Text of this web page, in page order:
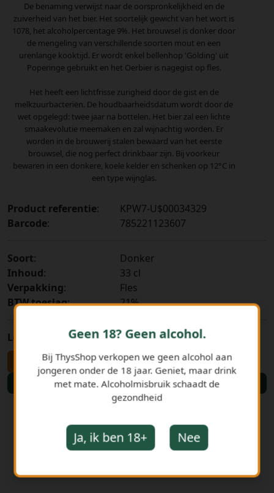
De benaming verwijst naar de oorspronkelijkheid en de
zuiverheid van het bier. Het soortelijk gewicht van het wort is
1078, het alcoholpercentage 9%. Het brouwsel is donker door
de mengeling van verschillende soorten mout en een
urenlange kooktijd. Er wordt enkel bellenhop 'Golding' uit
Poperinge gebruikt en het Oerbier is nagegist op fles.
Het heeft een lichtfrisse zurigheid door de gist en de
melkzuurbacteriën. De houdbaarheidsdatum wordt door de
wet opgelegd: twee jaar na bottelen. Het bier zal een lichte
smaakevolutie meemaken en zal wijnachtig worden. Er
worden in de brouwerij stalen bewaard van het eerste
brouwsel, die nog perfect drinkbaar zijn. Bij voorkeur
bewaren in een donkere, koele kelder en schenken op 12°C in
een type wijnglas.
Product referentie:
KPW7-U$00034329
Barcode: 785221123607
Soort:
Donker
Inhoud:
33 cl
Verpakking:
Fles
BTW toeslag: 21%
Leeggoed € 0,10
+
Bestellen
Geen 18? Geen alcohol.
Bij ThysShop verkopen we geen alcohol aan
jongeren onder de 18 jaar. Geniet, maar drink
met mate. Alcoholmisbruik schaadt de
gezondheid
Ja, ik ben 18+ Nee